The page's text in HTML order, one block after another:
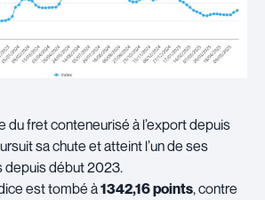
du fret conteneurisé à l’export depuis
sa chute et atteint l’un de ses
depuis début 2023.
est tombé à1342,16 points, contre